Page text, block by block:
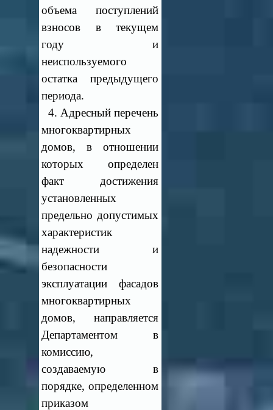
объема поступлений
взносов в текущем
году и
неиспользуемого
остатка предыдущего
периода.
4. Адресный перечень
многоквартирных
домов, в отношении
которых определен
факт достижения
установленных
предельно допустимых
характеристик
надежности и
безопасности
эксплуатации фасадов
многоквартирных
домов, направляется
Департаментом в
комиссию,
создаваемую в
порядке, определенном
приказом